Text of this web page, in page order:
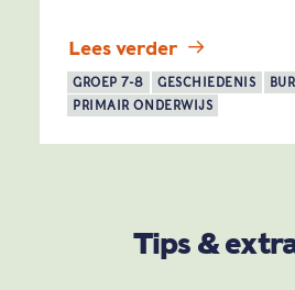
Lees verder
GROEP 7-8 GESCHIEDENIS
PRIMAIR ONDERWIJS
Tips &